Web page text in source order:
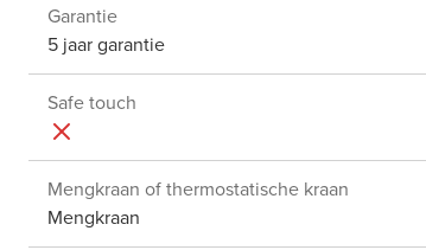
Garantie
5 jaar garantie
Safe touch
Mengkraan of thermostatische kraan
Mengkraan